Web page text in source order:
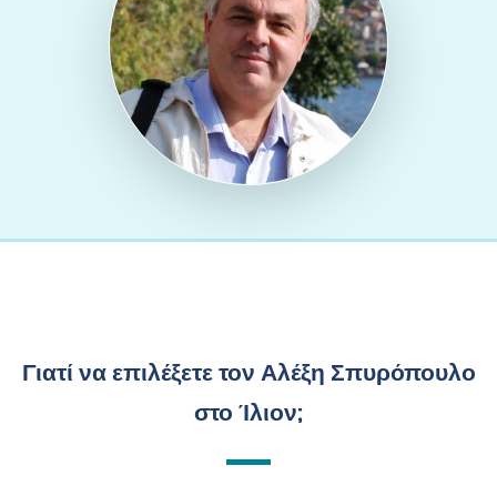
Γιατί να επιλέξετε τον Αλέξη Σπυρόπουλο
στο Ίλιον;